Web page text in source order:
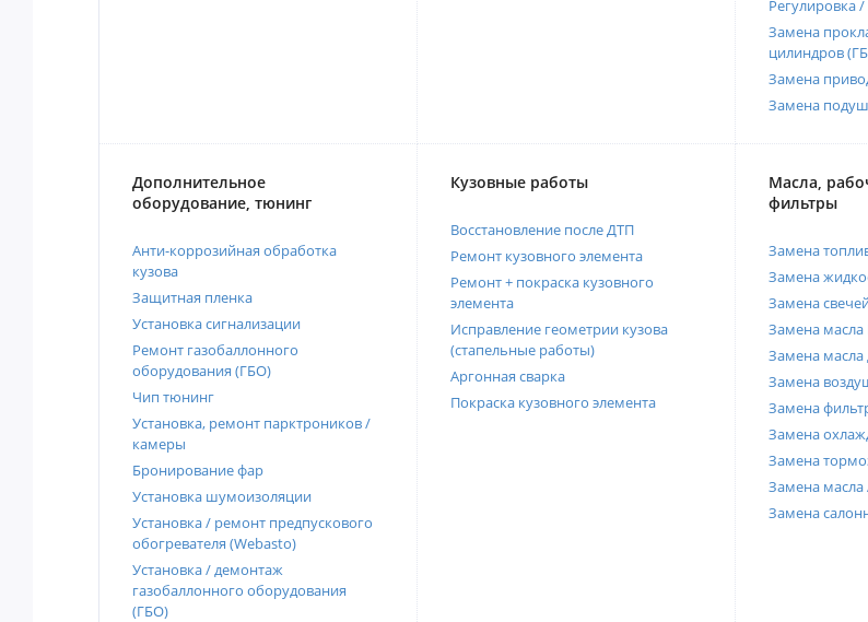
Регулировка
Замена
цилиндров
Замена
Замена
Дополнительное
оборудование, тюнинг
Анти-коррозийная обработка
кузова
Защитная пленка
Установка сигнализации
Ремонт газобаллонного
оборудования (ГБО)
Чип тюнинг
Установка, ремонт парктроников /
камеры
Бронирование фар
Установка шумоизоляции
Установка / ремонт предпускового
обогревателя (Webasto)
Установка / демонтаж
газобаллонного оборудования
(ГБО)
Кузовные работы
Восстановление после ДТП
Ремонт кузовного элемента
Ремонт + покраска кузовного
элемента
Исправление геометрии кузова
(стапельные работы)
Аргонная сварка
Покраска кузовного элемента
Масла,
фильтры
Замена
Замена
Замена
Замена
Замена масла
Замена
Замена
Замена
Замена
Замена
Замена